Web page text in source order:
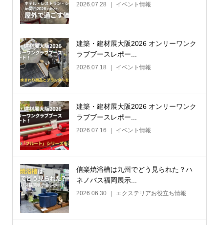
2026.07.28 イベント情報
建築・建材展大阪2026 オンリーワンク
ラブブースレポー...
2026.07.18 イベント情報
建築・建材展大阪2026 オンリーワンク
ラブブースレポー...
2026.07.16 イベント情報
信楽焼浴槽は九州でどう見られた？ハ
ネノバス福岡展示...
2026.06.30 エクステリアお役立ち情報